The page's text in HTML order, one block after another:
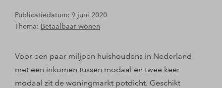
Publicatiedatum: 9 juni 2020
Thema: Betaalbaar wonen
Voor een paar miljoen huishoudens in Nederland
met een inkomen tussen modaal en twee keer
modaal zit de woningmarkt potdicht. Geschikt